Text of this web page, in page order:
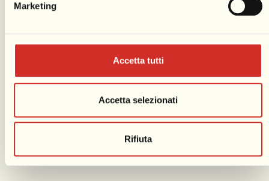
Marketing
Accetta tutti
Accetta selezionati
Rifiuta